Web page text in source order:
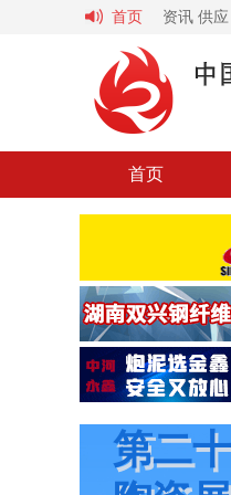
首页 资讯 供应
首页
第二